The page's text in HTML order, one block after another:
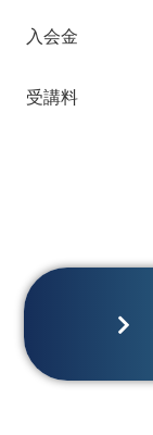
入会金
受講料